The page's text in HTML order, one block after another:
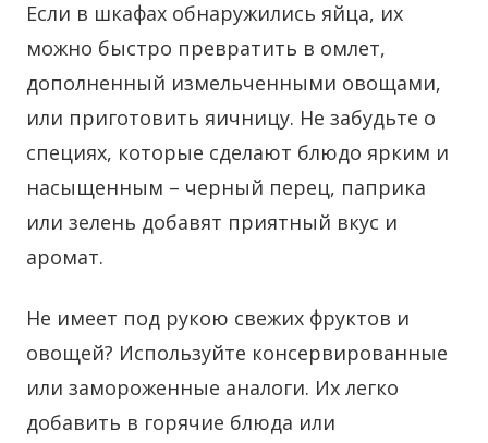
Если в шкафах обнаружились яйца, их
можно быстро превратить в омлет,
дополненный измельченными овощами,
или приготовить яичницу. Не забудьте о
специях, которые сделают блюдо ярким и
насыщенным – черный перец, паприка
или зелень добавят приятный вкус и
аромат.
Не имеет под рукою свежих фруктов и
овощей? Используйте консервированные
или замороженные аналоги. Их легко
добавить в горячие блюда или